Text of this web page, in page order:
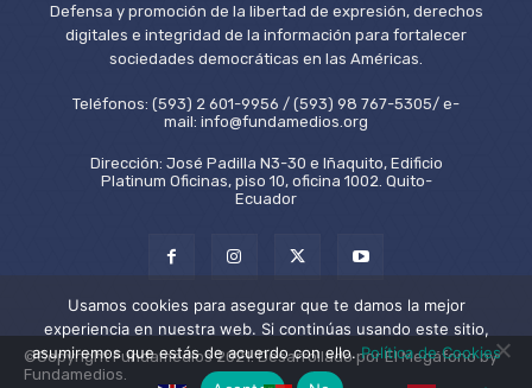
Defensa y promoción de la libertad de expresión, derechos
digitales e integridad de la información para fortalecer
sociedades democráticas en las Américas.
Teléfonos: (593) 2 601-9956 / (593) 98 767-5305/ e-
mail: info@fundamedios.org
Dirección: José Padilla N3-30 e Iñaquito, Edificio
Platinum Oficinas, piso 10, oficina 1002. Quito-
Ecuador
©Copyright Fundamedios 2021. Desarrollado por El Megáfono by
Fundamedios.
Usamos cookies para asegurar que te damos la mejor
experiencia en nuestra web. Si continúas usando este sitio,
asumiremos que estás de acuerdo con ello.Política de Cookies